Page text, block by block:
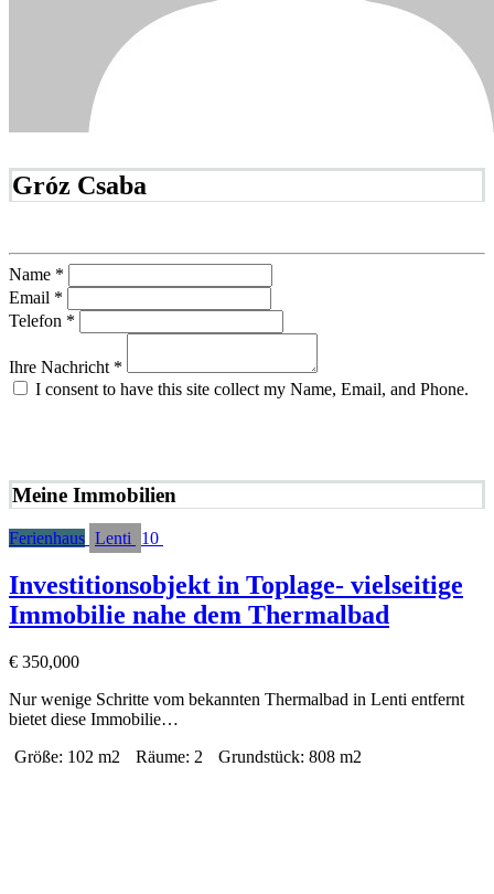
Gróz Csaba
Name *
Email *
Telefon *
Ihre Nachricht *
I consent to have this site collect my Name, Email, and Phone.
Meine Immobilien
Ferienhaus Lenti 10
Investitionsobjekt in Toplage- vielseitige
Immobilie nahe dem Thermalbad
€ 350,000
Nur wenige Schritte vom bekannten Thermalbad in Lenti entfernt
bietet diese Immobilie…
Größe: 102 m2 Räume: 2 Grundstück: 808 m2